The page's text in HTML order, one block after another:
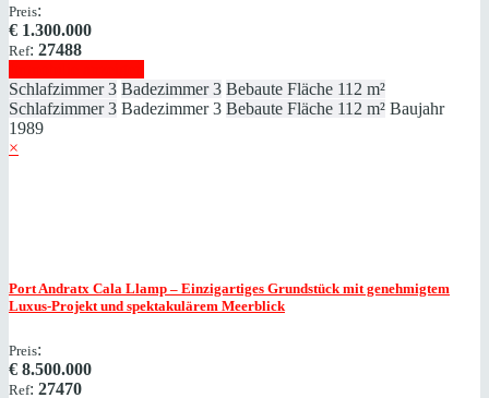
Preis:
€ 1.300.000
Ref: 27488
Schlafzimmer 3 Badezimmer 3 Bebaute Fläche 112 m²
Schlafzimmer 3 Badezimmer 3 Bebaute Fläche 112 m² Baujahr
1989
×
Port Andratx Cala Llamp – Einzigartiges Grundstück mit genehmigtem
Luxus-Projekt und spektakulärem Meerblick
Preis:
€ 8.500.000
Ref: 27470